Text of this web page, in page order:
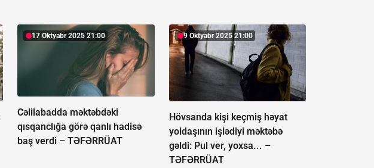
17 Oktyabr 2025 21:00
Cəlilabadda məktəbdəki
qısqanclığa görə qanlı hadisə
baş verdi –TƏFƏRRÜAT
9 Oktyabr 2025 21:00
Hövsanda kişi keçmiş həyat
yoldaşının işlədiyi məktəbə
gəldi: Pul ver, yoxsa... –
TƏFƏRRÜAT